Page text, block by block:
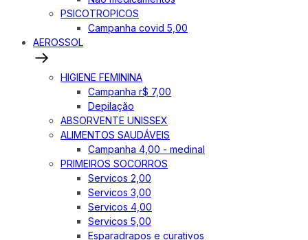
PSICOTROPICOS
Campanha covid 5,00
AEROSSOL
HIGIENE FEMININA
Campanha r$ 7,00
Depilação
ABSORVENTE UNISSEX
ALIMENTOS SAUDÁVEIS
Campanha 4,00 - medinal
PRIMEIROS SOCORROS
Servicos 2,00
Servicos 3,00
Servicos 4,00
Servicos 5,00
Esparadrapos e curativos